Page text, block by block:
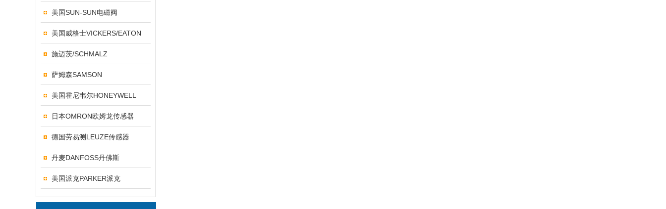
美国SUN-SUN电磁阀
美国威格士VICKERS/EATON
施迈茨/SCHMALZ
萨姆森SAMSON
美国霍尼韦尔HONEYWELL
日本OMRON欧姆龙传感器
德国劳易测LEUZE传感器
丹麦DANFOSS丹佛斯
美国派克PARKER派克